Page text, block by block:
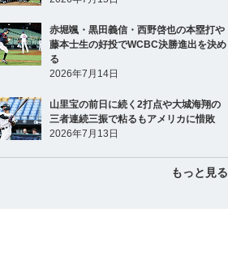
赤堀颯・黒田義信・西野啓也の本塁打や
藤本士生の好投でWCBC決勝進出を決め
る
2026年7月14日
山里宝の前日に続く2打点や大城海翔の
三者連続三振で粘るもアメリカに惜敗
2026年7月13日
もっと見る